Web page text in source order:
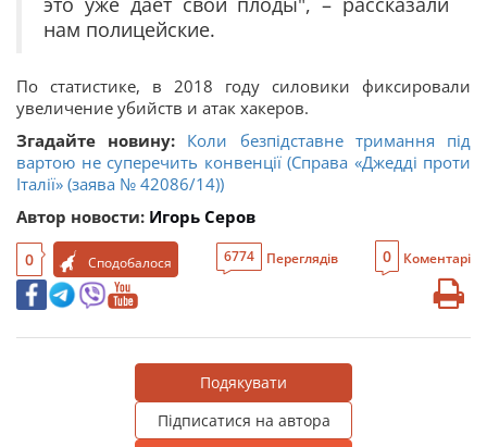
нам полицейские.
По статистике, в 2018 году силовики фиксировали
увеличение убийств и атак хакеров.
Згадайте новину: Коли безпідставне тримання під
вартою не суперечить конвенції (Справа «Джедді проти
Італії» (заява № 42086/14))
Автор новости: Игорь Серов
0 Сподобалося 6774 Переглядів 0 Коментарі
Подякувати
Підписатися на автора